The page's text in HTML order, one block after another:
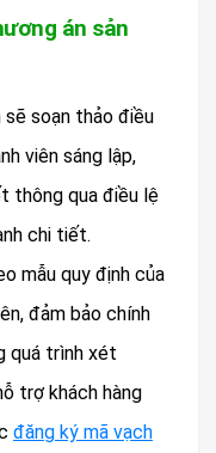
án sản
sẽ soạn thảo điều
viên sáng lập,
thông qua điều lệ
chi tiết.
mẫu quy định của
đảm bảo chính
quá trình xét
trợ khách hàng
đăng ký mã vạch